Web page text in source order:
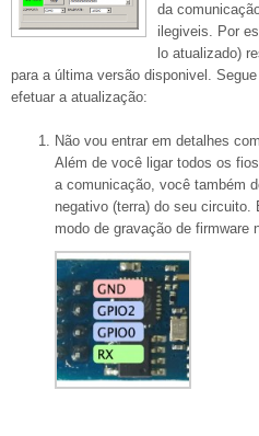
da
ilegiveis. Por
lo atualizado)
para a última versão disponivel.
efetuar a atualização:
Não vou entrar em detalhes
Além de você ligar todos os
a comunicação, você também
negativo (terra) do seu circuito.
modo de gravação de firmware